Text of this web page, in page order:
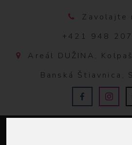
Zavolajte
+421 948
Areál DUŽINA,
Banská Štiavnica,